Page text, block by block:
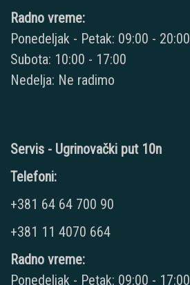
Radno vreme:
Ponedeljak - Petak: 09:00 - 20:00
Subota: 10:00 - 17:00
Nedelja: Ne radimo
Servis - Ugrinovački put 10n
Telefoni:
+381 64 64 700 90
+381 11 4070 664
Radno vreme:
Ponedeljak - Petak: 09:00 - 17:00